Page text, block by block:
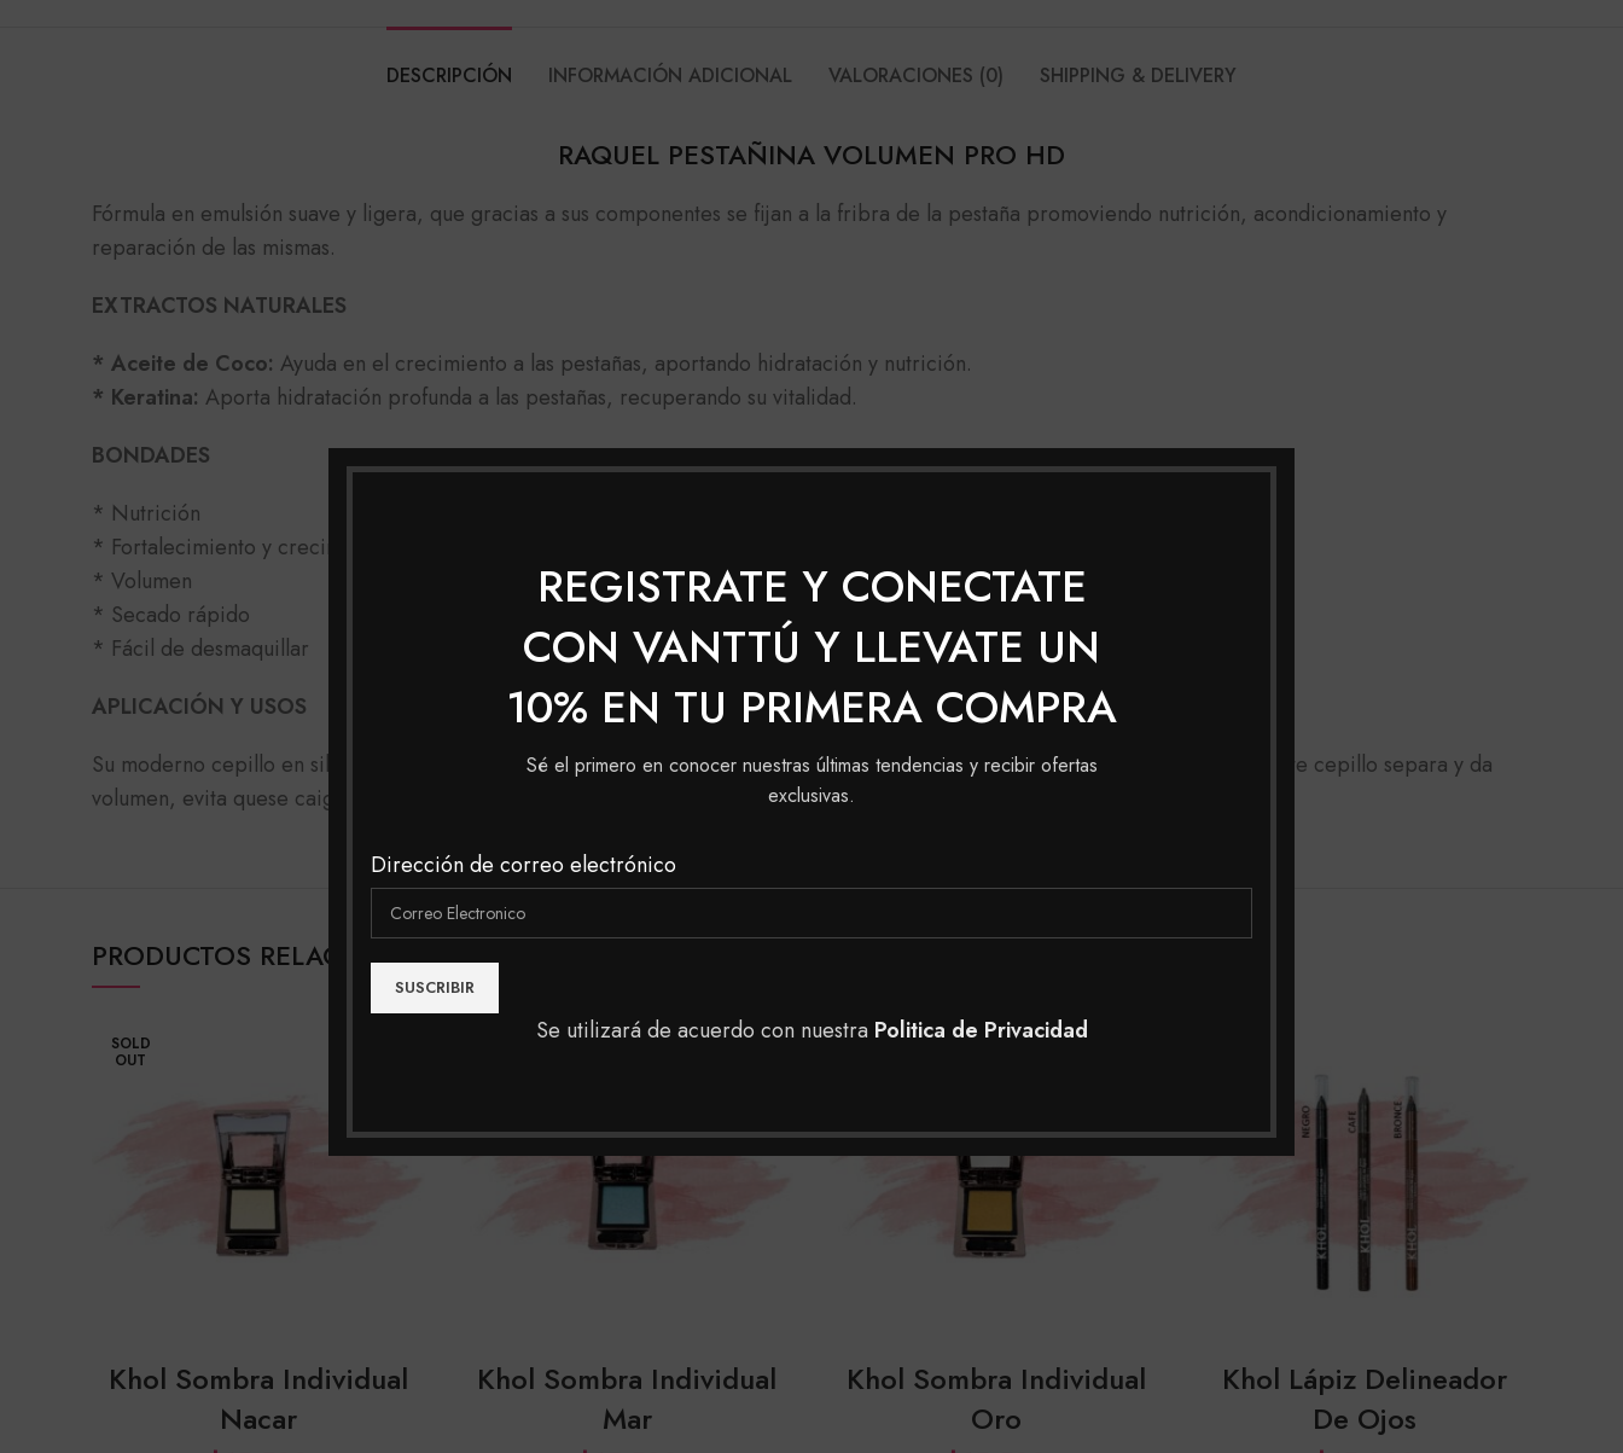
REGISTRATE Y CONECTATE
CON VANTTÚ Y LLEVATE UN
10% EN TU PRIMERA COMPRA
Sé el primero en conocer nuestras últimas tendencias y recibir ofertas
exclusivas.
Dirección de correo electrónico
Se utilizará de acuerdo con nuestra Politica de Privacidad
DESCRIPCIÓN INFORMACIÓN ADICIONAL VALORACIONES (0) SHIPPING & DELIVERY
RAQUEL PESTAÑINA VOLUMEN PRO HD
Fórmula en emulsión suave y ligera, que gracias a sus componentes se fijan a la fribra de la pestaña promoviendo nutrición, acondicionamiento y
reparación de las mismas.
EXTRACTOS NATURALES
* Aceite de Coco: Ayuda en el crecimiento a las pestañas, aportando hidratación y nutrición.
* Keratina: Aporta hidratación profunda a las pestañas, recuperando su vitalidad.
BONDADES
* Nutrición
* Fortalecimiento y crecimiento
* Volumen
* Secado rápido
* Fácil de desmaquillar
APLICACIÓN Y USOS
Su moderno cepillo en silicona permite llevar producto a todas las pestañas incluso a las que se encuentran cerca al lagrimal; este cepillo separa y da
volumen, evita quese caigan las pestañas después de dar el volumen deseado.
PRODUCTOS RELACIONADOS
SOLD
OUT
Khol Sombra Individual
Nacar
Khol Sombra Individual
Mar
SOLD
Khol Sombra Individual
Oro
Khol Lápiz Delineador
De Ojos